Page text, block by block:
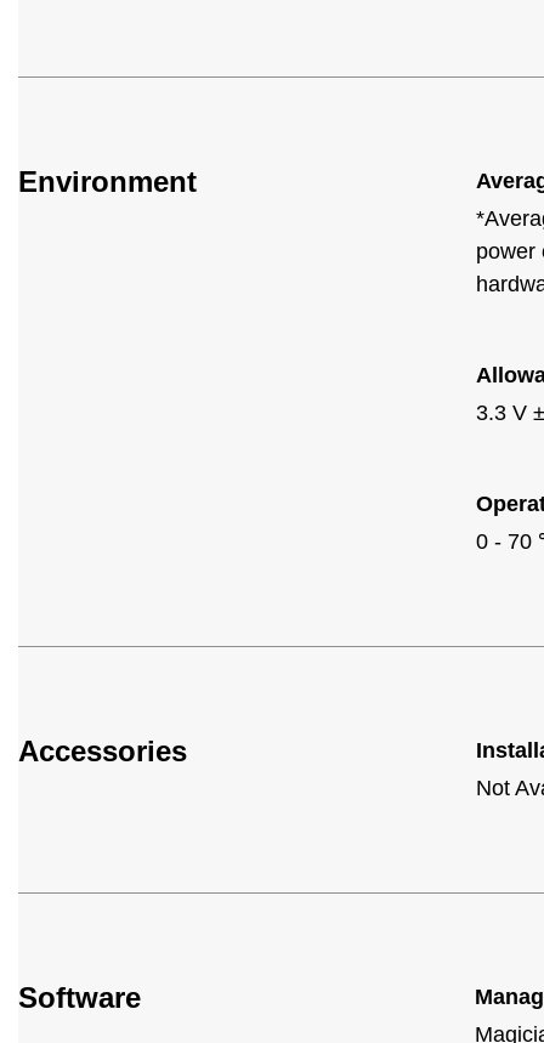
Environment
power
3.3 V
0 - 70
Accessories
Not
Software